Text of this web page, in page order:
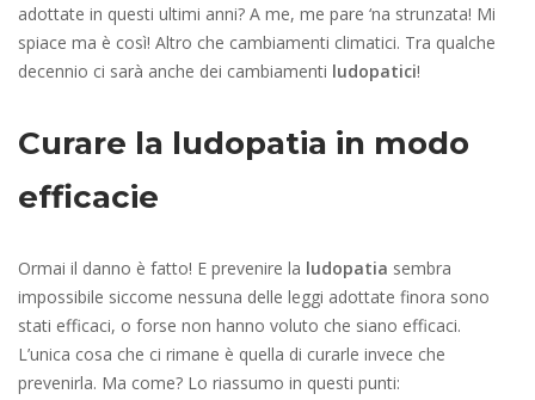
adottate in questi ultimi anni? A me, me pare ‘na strunzata! Mi
spiace ma è così! Altro che cambiamenti climatici. Tra qualche
decennio ci sarà anche dei cambiamenti ludopatici!
Curare la ludopatia in modo
efficacie
Ormai il danno è fatto! E prevenire la ludopatia sembra
impossibile siccome nessuna delle leggi adottate finora sono
stati efficaci, o forse non hanno voluto che siano efficaci.
L’unica cosa che ci rimane è quella di curarle invece che
prevenirla. Ma come? Lo riassumo in questi punti: